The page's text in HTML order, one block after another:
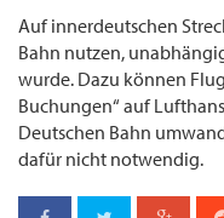
Auf innerdeutschen
Bahn nutzen,
wurde. Dazu können
Buchungen“ auf
Deutschen Bahn
dafür nicht notwendig.